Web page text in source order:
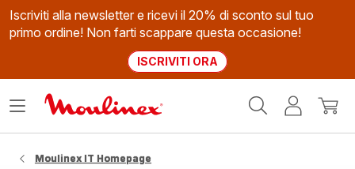
Iscriviti alla newsletter e ricevi il 20% di sconto sul tuo
primo ordine! Non farti scappare questa occasione!
ISCRIVITI ORA
Il
Apri
Moulinex IT Homepage